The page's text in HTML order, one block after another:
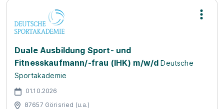
Duale Ausbildung Sport- und
Fitnesskaufmann/-frau (IHK) m/w/d Deutsche
Sportakademie
01.10.2026
87657 Görisried (u.a.)